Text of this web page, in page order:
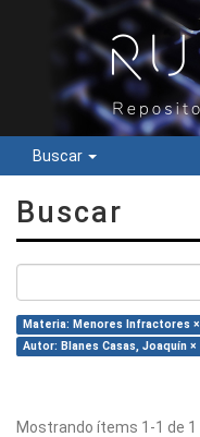
Buscar
Buscar
Materia: Menores Infractores ×
Autor: Blanes Casas, Joaquín ×
Mostrando ítems 1-1 de 1